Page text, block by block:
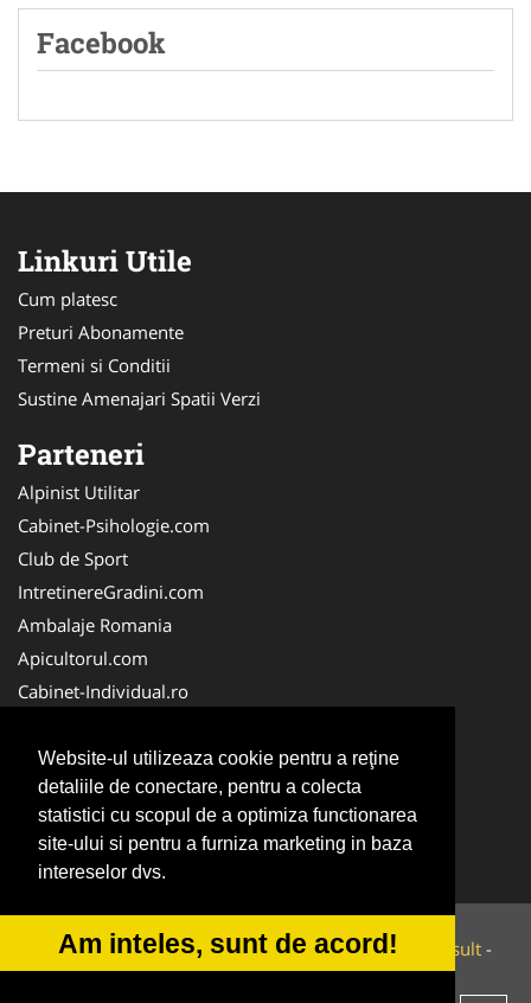
Website-ul utilizeaza cookie pentru a reţine
detaliile de conectare, pentru a colecta
statistici cu scopul de a optimiza functionarea
site-ului si pentru a furniza marketing in baza
intereselor dvs.
Am inteles, sunt de acord!
Facebook
Linkuri Utile
Cum platesc
Preturi Abonamente
Termeni si Conditii
Sustine Amenajari Spatii Verzi
Parteneri
Alpinist Utilitar
Cabinet-Psihologie.com
Club de Sport
IntretinereGradini.com
Ambalaje Romania
Apicultorul.com
Cabinet-Individual.ro
FirmaDeratizare.ro
InstructorScoalaAuto.ro
SalonFrizerieCanina.com
Scoala-Auto.com.ro
© 2014-2026 Powered byVilonMedia&Tokaido Consult -